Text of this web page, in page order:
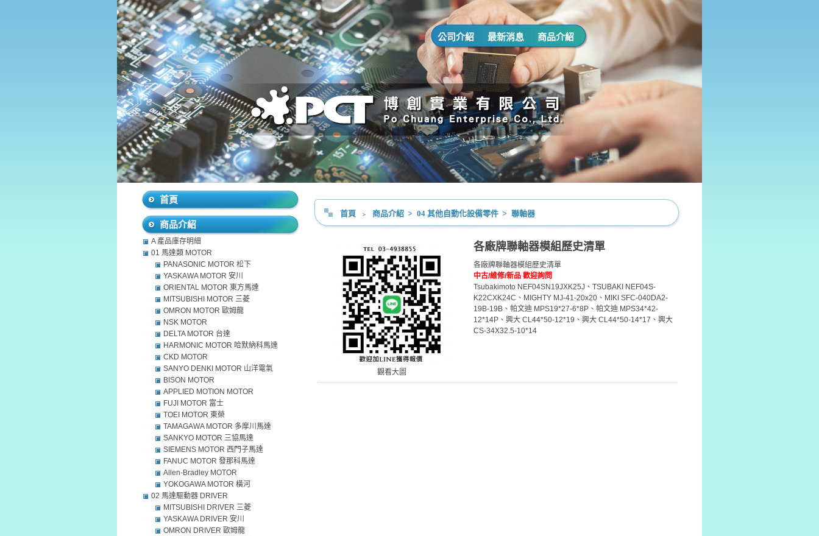
公司介紹 最新消息 商品介紹
首頁 ﹥ 商品介紹 > 04 其他自動化設備零件 > 聯軸器
觀看大圖
各廠牌聯軸器模組歷史清單
各廠牌聯軸器模組歷史清單
中古/維修/新品 歡迎詢問
Tsubakimoto NEF04SN19JXK25J、TSUBAKI NEF04S-
K22CXK24C、MIGHTY MJ-41-20x20、MIKI SFC-040DA2-
19B-19B、帕文迪 MPS19*27-6*8P、帕文迪 MPS34*42-
12*14P、興大 CL44*50-12*19、興大 CL44*50-14*17、興大
CS-34X32.5-10*14
首頁
商品介紹
A 產品庫存明細
01 馬達類 MOTOR
PANASONIC MOTOR 松下
YASKAWA MOTOR 安川
ORIENTAL MOTOR 東方馬達
MITSUBISHI MOTOR 三菱
OMRON MOTOR 歐姆龍
NSK MOTOR
DELTA MOTOR 台達
HARMONIC MOTOR 哈默納科馬達
CKD MOTOR
SANYO DENKI MOTOR 山洋電氣
BISON MOTOR
APPLIED MOTION MOTOR
FUJI MOTOR 富士
TOEI MOTOR 東榮
TAMAGAWA MOTOR 多摩川馬達
SANKYO MOTOR 三協馬達
SIEMENS MOTOR 西門子馬達
FANUC MOTOR 發那科馬達
Allen-Bradley MOTOR
YOKOGAWA MOTOR 橫河
02 馬達驅動器 DRIVER
MITSUBISHI DRIVER 三菱
YASKAWA DRIVER 安川
OMRON DRIVER 歐姆龍